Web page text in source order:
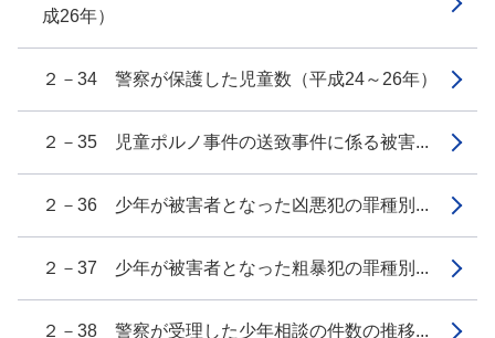
成26年）
２－34 警察が保護した児童数（平成24～26年）
２－35 児童ポルノ事件の送致事件に係る被害...
２－36 少年が被害者となった凶悪犯の罪種別...
２－37 少年が被害者となった粗暴犯の罪種別...
２－38 警察が受理した少年相談の件数の推移...